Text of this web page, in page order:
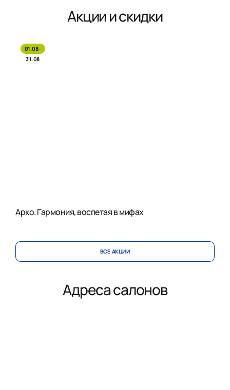
Акции и скидки
01.08-
31.08
Арко. Гармония, воспетая в мифах
ВСЕ АКЦИИ
Адреса салонов